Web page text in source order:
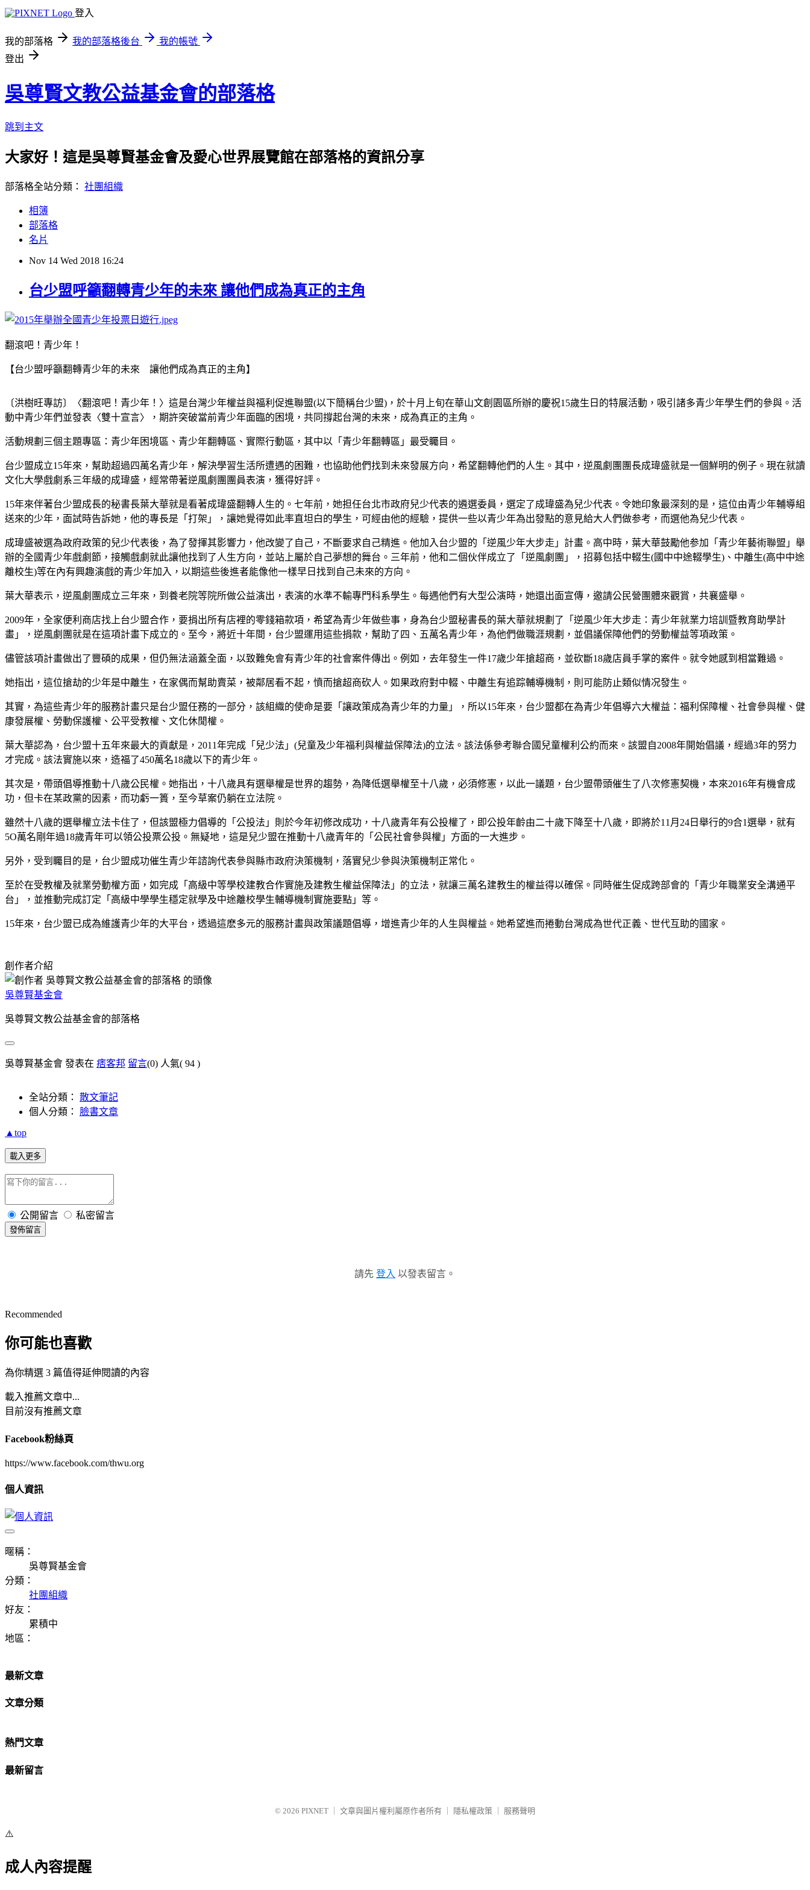
登入
我的部落格 我的部落格後台
我的帳號
登出
吳尊賢文教公益基金會的部落格
跳到主文
大家好！這是吳尊賢基金會及愛心世界展覽館在部落格的資訊分享
部落格全站分類： 社團組織
相簿
部落格
名片
Nov 14 Wed 2018 16:24
台少盟呼籲翻轉青少年的未來 讓他們成為真正的主角
翻滾吧！青少年！
【台少盟呼籲翻轉青少年的未來 讓他們成為真正的主角】
〔洪樹旺專訪〕〈翻滾吧！青少年！〉這是台灣少年權益與福利促進聯盟(以下簡稱台少盟)，於十月上旬在華山文創園區所辦的慶祝15歲生日的特展活動，吸引諸多青少年學生們的參與。活
動中青少年們並發表〈雙十宣言〉，期許突破當前青少年面臨的困境，共同撐起台灣的未來，成為真正的主角。
活動規劃三個主題專區：青少年困境區、青少年翻轉區、實際行動區，其中以「青少年翻轉區」最受矚目。
台少盟成立15年來，幫助超過四萬名青少年，解決學習生活所遭遇的困難，也協助他們找到未來發展方向，希望翻轉他們的人生。其中，逆風劇團團長成瑋盛就是一個鮮明的例子。現在就讀
文化大學戲劇系三年級的成瑋盛，經常帶著逆風劇團團員表演，獲得好評。
15年來伴著台少盟成長的秘書長葉大華就是看著成瑋盛翻轉人生的。七年前，她担任台北市政府兒少代表的遴選委員，選定了成瑋盛為兒少代表。令她印象最深刻的是，這位由青少年輔導組
送來的少年，面試時告訴她，他的專長是「打架」，讓她覺得如此率直坦白的學生，可經由他的經驗，提供一些以青少年為出發點的意見給大人們做参考，而選他為兒少代表。
成瑋盛被選為政府政策的兒少代表後，為了發揮其影響力，他改變了自己，不斷要求自己精進。他加入台少盟的「逆風少年大步走」計畫。高中時，葉大華鼓勵他参加「青少年藝術聯盟」舉
辦的全國青少年戲劇節，接觸戲劇就此讓他找到了人生方向，並站上屬於自己夢想的舞台。三年前，他和二個伙伴成立了「逆風劇團」，招募包括中輟生(國中中途輟學生)、中離生(高中中途
離校生)等在內有興趣演戲的青少年加入，以期這些後進者能像他一樣早日找到自己未來的方向。
葉大華表示，逆風劇團成立三年來，到養老院等院所做公益演出，表演的水準不輸專門科系學生。每遇他們有大型公演時，她還出面宣傳，邀請公民營團體來觀賞，共襄盛舉。
2009年，全家便利商店找上台少盟合作，要捐出所有店裡的零錢箱款項，希望為青少年做些事，身為台少盟秘書長的葉大華就規劃了「逆風少年大步走：青少年就業力培訓暨教育助學計
畫」，逆風劇團就是在這項計畫下成立的。至今，將近十年間，台少盟運用這些捐款，幫助了四、五萬名青少年，為他們做職涯規劃，並倡議保障他們的勞動權益等項政策。
儘管該項計畫做出了豐碩的成果，但仍無法涵蓋全面，以致難免會有青少年的社會案件傳出。例如，去年發生一件17歲少年搶超商，並砍斷18歲店員手掌的案件。就令她感到相當難過。
她指出，這位搶劫的少年是中離生，在家偶而幫助賣菜，被鄰居看不起，憤而搶超商砍人。如果政府對中輟、中離生有追踪輔導機制，則可能防止類似情况發生。
其實，為這些青少年的服務計畫只是台少盟任務的一部分，該組織的使命是要「讓政策成為青少年的力量」，所以15年來，台少盟都在為青少年倡導六大權益：福利保障權、社會參與權、健
康發展權、勞動保護權、公平受教權、文化休閒權。
葉大華認為，台少盟十五年來最大的貢獻是，2011年完成「兒少法」(兒童及少年福利與權益保障法)的立法。該法係參考聯合國兒童權利公約而來。該盟自2008年開始倡議，經過3年的努力
才完成。該法實施以來，造福了450萬名18歲以下的青少年。
其次是，帶頭倡導推動十八歲公民權。她指出，十八歲具有選舉權是世界的趨勢，為降低選舉權至十八歲，必須修憲，以此一議題，台少盟帶頭催生了八次修憲契機，本來2016年有機會成
功，但卡在某政黨的因素，而功虧一簣，至今草案仍躺在立法院。
雖然十八歲的選舉權立法卡住了，但該盟極力倡導的「公投法」則於今年初修改成功，十八歲青年有公投權了，即公投年齡由二十歲下降至十八歲，即將於11月24日舉行的9合1選舉，就有
5O萬名剛年過18歲青年可以領公投票公投。無疑地，這是兒少盟在推動十八歲青年的「公民社會參與權」方面的一大進步。
另外，受到矚目的是，台少盟成功催生青少年諮詢代表參與縣市政府決策機制，落實兒少參與決策機制正常化。
至於在受教權及就業勞動權方面，如完成「高級中等學校建教合作實施及建教生權益保障法」的立法，就讓三萬名建教生的權益得以確保。同時催生促成跨部會的「青少年職業安全溝通平
台」，並推動完成訂定「高級中學學生穩定就學及中途離校學生輔導機制實施要點」等。
15年來，台少盟已成為維護青少年的大平台，透過這麽多元的服務計畫與政策議題倡導，增進青少年的人生與權益。她希望進而捲動台灣成為世代正義、世代互助的國家。
創作者介紹
吳尊賢基金會
吳尊賢文教公益基金會的部落格
吳尊賢基金會 發表在 痞客邦 留言(0) 人氣( 94 )
全站分類： 散文筆記
個人分類： 臉書文章
▲top
載入更多
公開留言 私密留言
發佈留言
請先 登入 以發表留言。
Recommended
你可能也喜歡
為你精選 3 篇值得延伸閱讀的內容
載入推薦文章中...
目前沒有推薦文章
Facebook粉絲頁
https://www.facebook.com/thwu.org
個人資訊
暱稱：
吳尊賢基金會
分類：
社團組織
好友：
累積中
地區：
最新文章
文章分類
熱門文章
最新留言
© 2026 PIXNET 文章與圖片權利屬原作者所有 隱私權政策 服務聲明
⚠️
成人內容提醒